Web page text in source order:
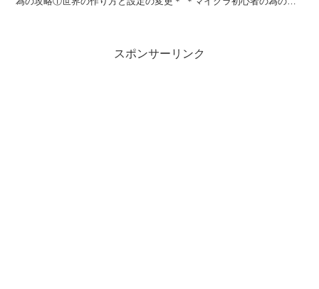
スポンサーリンク